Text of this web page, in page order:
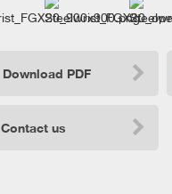
Download PDF
Contact us